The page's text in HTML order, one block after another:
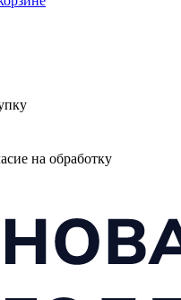
на обработку